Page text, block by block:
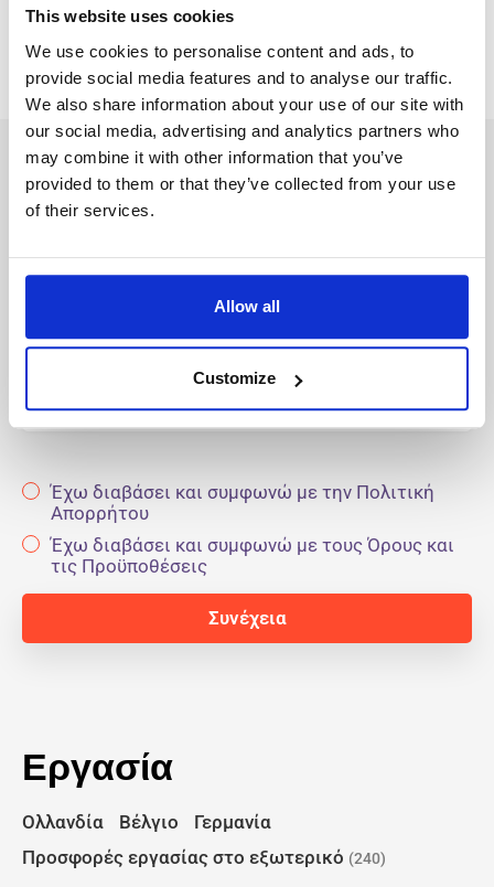
This website uses cookies
We use cookies to personalise content and ads, to
provide social media features and to analyse our traffic.
We also share information about your use of our site with
our social media, advertising and analytics partners who
may combine it with other information that you’ve
provided to them or that they’ve collected from your use
of their services.
Allow all
Customize
Create your profile
Λάβετε εξατομικευμένες πληροφορίες από το Robin.
E-mail
Έχω διαβάσει και συμφωνώ με την Πολιτική
Απορρήτου
Έχω διαβάσει και συμφωνώ με τους Όρους και
τις Προϋποθέσεις
Εργασία
Ολλανδία Βέλγιο
Γερμανία
Προσφορές εργασίας στο εξωτερικό (240)